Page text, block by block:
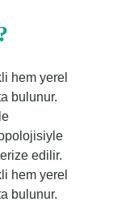
hem yerel
bulunur.
edilir.
hem yerel
bulunur.